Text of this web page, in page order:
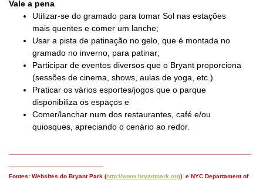
Vale a pena
Utilizar-se do gramado para tomar Sol nas estações
mais quentes e comer um lanche;
Usar a pista de patinação no gelo, que é montada no
gramado no inverno, para patinar;
Participar de eventos diversos que o Bryant proporciona
(sessões de cinema, shows, aulas de yoga, etc.)
Praticar os vários esportes/jogos que o parque
disponibiliza os espaços e
Comer/lanchar num dos restaurantes, café e/ou
quiosques, apreciando o cenário ao redor.
Fontes: Websites do Bryant Park (http://www.bryantpark.org) e NYC Departament of